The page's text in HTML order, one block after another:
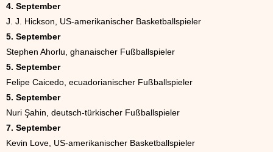
4. September
J. J. Hickson, US-amerikanischer Basketballspieler
5. September
Stephen Ahorlu, ghanaischer Fußballspieler
5. September
Felipe Caicedo, ecuadorianischer Fußballspieler
5. September
Nuri Şahin, deutsch-türkischer Fußballspieler
7. September
Kevin Love, US-amerikanischer Basketballspieler